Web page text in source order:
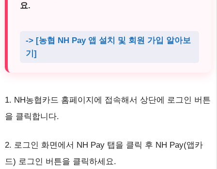
요.
-> [농협 NH Pay 앱 설치 및 회원 가입 알아보
기]
1. NH농협카드 홈페이지에 접속해서 상단에 로그인 버튼
을 클릭합니다.
2. 로그인 화면에서 NH Pay 탭을 클릭 후 NH Pay(앱카
드) 로그인 버튼을 클릭하세요.